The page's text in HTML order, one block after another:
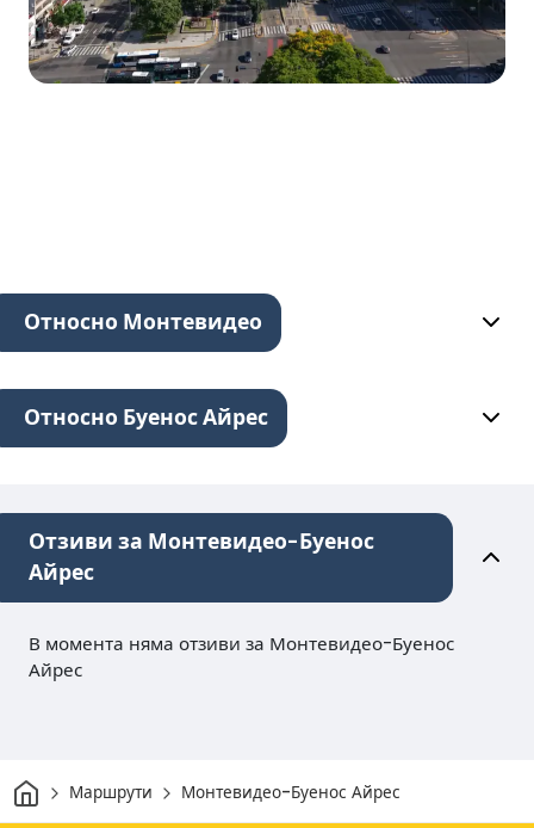
Относно Монтевидео
Относно Буенос Айрес
Отзиви за Монтевидео-Буенос
Айрес
В момента няма отзиви за Монтевидео-Буенос
Айрес
Начало
Маршрути Монтевидео-Буенос Айрес